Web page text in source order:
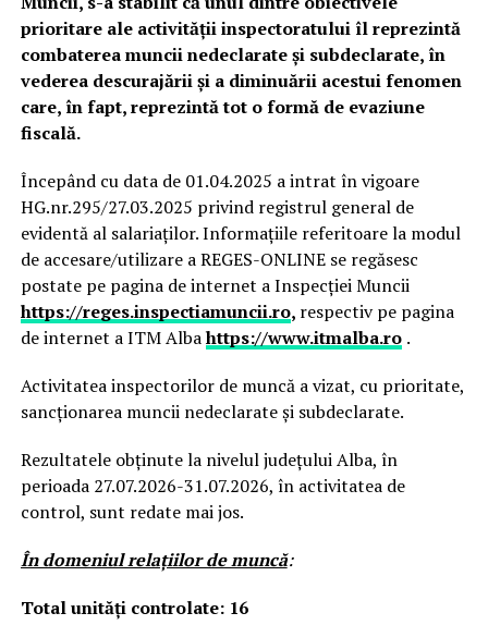
prioritare ale activității inspectoratului îl reprezintă
combaterea muncii nedeclarate și subdeclarate, în
vederea descurajării și a diminuării acestui fenomen
care, în fapt, reprezintă tot o formă de evaziune
fiscală.
Începând cu data de 01.04.2025 a intrat în vigoare
HG.nr.295/27.03.2025 privind registrul general de
evidentă al salariaților. Informațiile referitoare la modul
de accesare/utilizare a REGES-ONLINE se regăsesc
postate pe pagina de internet a Inspecției Muncii
https://reges.inspectiamuncii.ro, respectiv pe pagina
de internet a ITM Albahttps://www.itmalba.ro .
Activitatea inspectorilor de muncă a vizat, cu prioritate,
sancționarea muncii nedeclarate și subdeclarate.
Rezultatele obținute la nivelul județului Alba, în
perioada 27.07.2026-31.07.2026, în activitatea de
control, sunt redate mai jos.
În domeniul relaţiilor de muncă:
Total unităţi controlate: 16